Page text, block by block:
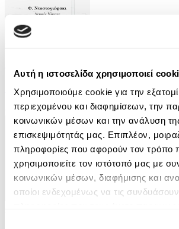
Αυτή η ιστοσελίδα χρησιμοποιεί
Χρησιμοποιούμε cookie για την
περιεχομένου και διαφημίσεων, την
κοινωνικών μέσων και την ανάλυση
επισκεψιμότητάς μας. Επιπλέον,
πληροφορίες που αφορούν τον τρόπο
χρησιμοποιείτε τον ιστότοπό μας με
κοινωνικών μέσων, διαφήμισης και
οποίοι ενδεχομένως να τις
Audiobook
Fyodor Dostoyevsky
6.90€